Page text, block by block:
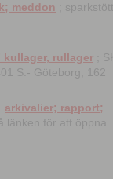
meddon ;
kullager, rullager ;
S.- Göteborg, 162
arkivalier; rapport;
länken för att öppna